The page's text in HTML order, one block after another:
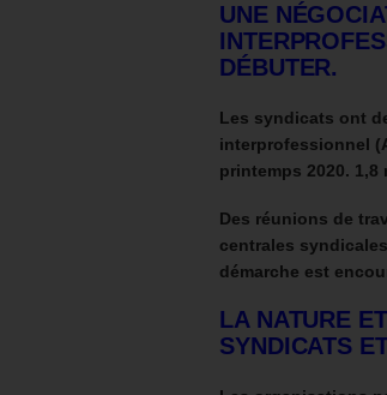
UNE
DÉBUTER.
Les syndicats ont
interprofessionnel
printemps 2020. 1,8
Des réunions de
centrales
démarche est
LA NATURE
SYNDICATS